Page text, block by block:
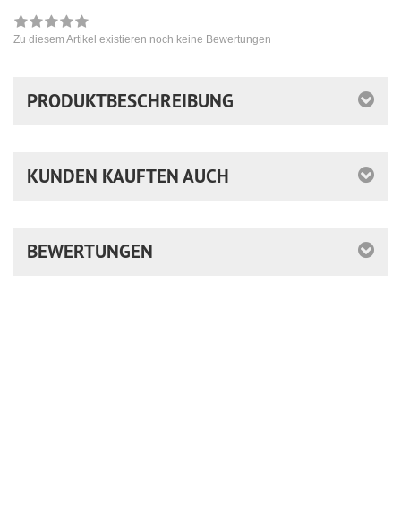
Zu diesem Artikel existieren noch keine Bewertungen
PRODUKTBESCHREIBUNG
KUNDEN KAUFTEN AUCH
BEWERTUNGEN